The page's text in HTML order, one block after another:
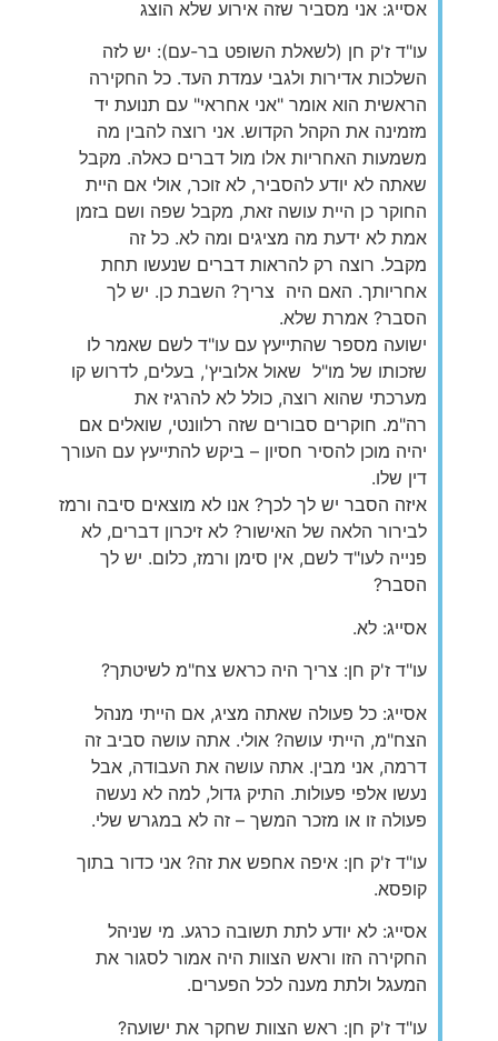
אסייג: אני מסביר שזה אירוע שלא הוצג
עו"ד ז'ק חן (לשאלת השופט בר-עם): יש לזה
השלכות אדירות ולגבי עמדת העד. כל החקירה
הראשית הוא אומר "אני אחראי" עם תנועת יד
מזמינה את הקהל הקדוש. אני רוצה להבין מה
משמעות האחריות אלו מול דברים כאלה. מקבל
שאתה לא יודע להסביר, לא זוכר, אולי אם היית
החוקר כן היית עושה זאת, מקבל שפה ושם בזמן
אמת לא ידעת מה מציגים ומה לא. כל זה
מקבל. רוצה רק להראות דברים שנעשו תחת
אחריותך. האם היה צריך? השבת כן. יש לך
הסבר? אמרת שלא.
ישועה מספר שהתייעץ עם עו"ד לשם שאמר לו
שזכותו של מו"ל שאול אלוביץ', בעלים, לדרוש קו
מערכתי שהוא רוצה, כולל לא להרגיז את
רה"מ. חוקרים סבורים שזה רלוונטי, שואלים אם
יהיה מוכן להסיר חסיון – ביקש להתייעץ עם העורך
דין שלו.
איזה הסבר יש לך לכך? אנו לא מוצאים סיבה ורמז
לבירור הלאה של האישור? לא זיכרון דברים, לא
פנייה לעו"ד לשם, אין סימן ורמז, כלום. יש לך
הסבר?
אסייג: לא.
עו"ד ז'ק חן: צריך היה כראש צח"מ לשיטתך?
אסייג: כל פעולה שאתה מציג, אם הייתי מנהל
הצח"מ, הייתי עושה? אולי. אתה עושה סביב זה
דרמה, אני מבין. אתה עושה את העבודה, אבל
נעשו אלפי פעולות. התיק גדול, למה לא נעשה
פעולה זו או מזכר המשך – זה לא במגרש שלי.
עו"ד ז'ק חן: איפה אחפש את זה? אני כדור בתוך
קופסא.
אסייג: לא יודע לתת תשובה כרגע. מי שניהל
החקירה הזו וראש הצוות היה אמור לסגור את
המעגל ולתת מענה לכל הפערים.
עו"ד ז'ק חן: ראש הצוות שחקר את ישועה?